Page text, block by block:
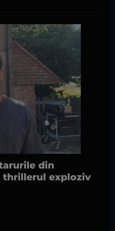
din
thrillerul exploziv